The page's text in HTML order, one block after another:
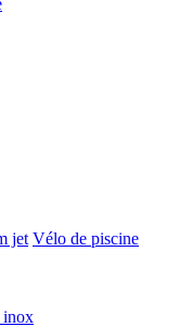
jet Vélo de piscine
inox